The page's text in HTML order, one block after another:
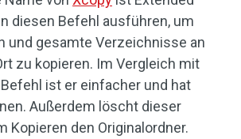
diesen Befehl ausführen, um
und gesamte Verzeichnisse an
zu kopieren. Im Vergleich mit
ist er einfacher und hat
Außerdem löscht dieser
Kopieren den Originalordner.